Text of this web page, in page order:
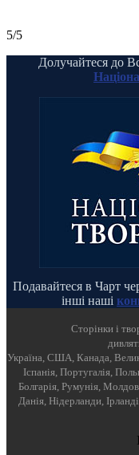
5/5
Долучайтеся до
Подавайтеся в Чарт
інші наші
Cторінки і
Україна, США, Канада,
Іспанія, Португалія,
Болгарія, Румунія,
Данія, Нідерланди,